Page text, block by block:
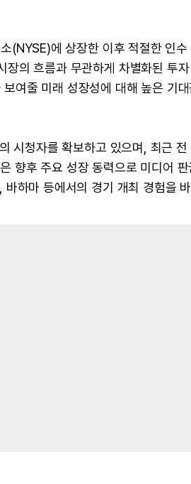
(NYSE)에 상장한 이후 적절한 인수
의 흐름과 무관하게 차별화된 투자
여줄 미래 성장성에 대해 높은 기
시청자를 확보하고 있으며, 최근 전
향후 주요 성장 동력으로 미디어 판
하마 등에서의 경기 개최 경험을